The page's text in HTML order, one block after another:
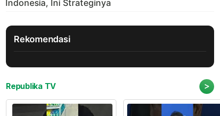
Rekomendasi
Republika TV >